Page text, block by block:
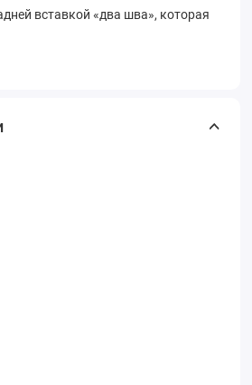
вставкой «два шва», которая